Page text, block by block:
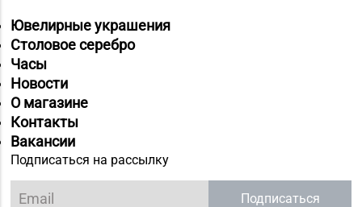
Ювелирные украшения
Столовое серебро
Часы
Новости
О магазине
Контакты
Вакансии
Подписаться на рассылку
Подписаться